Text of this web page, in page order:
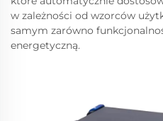
w zależności od wzorców
samym zarówno
energetyczną.